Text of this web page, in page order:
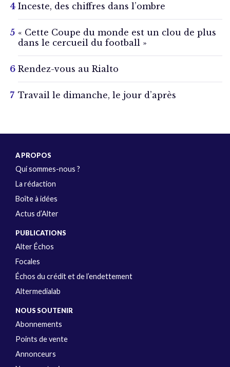
Inceste, des chiffres dans l’ombre
« Cette Coupe du monde est un clou de plus
dans le cercueil du football »
Rendez-vous au Rialto
Travail le dimanche, le jour d’après
A PROPOS
Qui sommes-nous ?
La rédaction
Boîte à idées
Actus d’Alter
PUBLICATIONS
Alter Échos
Focales
Échos du crédit et de l’endettement
Altermedialab
NOUS SOUTENIR
Abonnements
Points de vente
Annonceurs